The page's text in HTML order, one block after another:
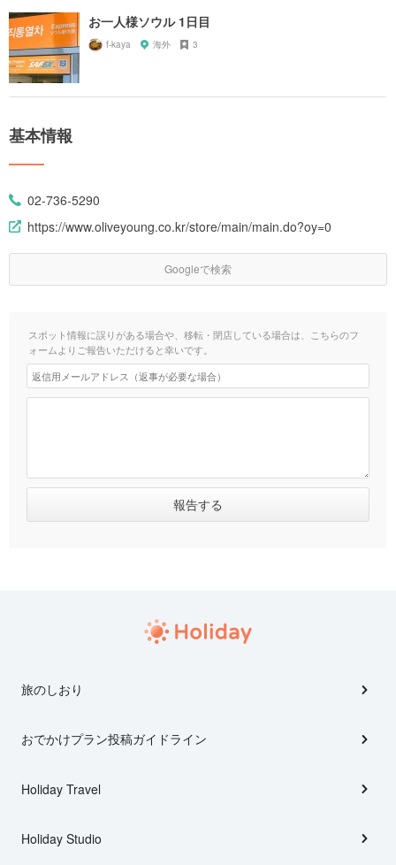
お一人様ソウル 1日目
f-kaya 海外 3
基本情報
02-736-5290
https://www.oliveyoung.co.kr/store/main/main.do?oy=0
Googleで検索
スポット情報に誤りがある場合や、移転・閉店している場合は、こちらのフ
ォームよりご報告いただけると幸いです。
旅のしおり
おでかけプラン投稿ガイドライン
Holiday Travel
Holiday Studio